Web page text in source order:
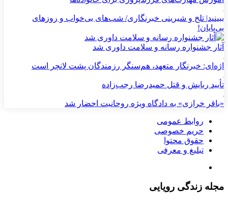
ببینید| تلخ و شیرینی خبرنگاری/‌ شب‌های بی‌خواب و روزهای
بی‌پایان!
آثار جشنواره رسانه و سلامت داوری شد
اژه‌ای: خبرنگار متعهد، هم‌سنگر رزمندگان پشت لانچر است
تأیید ربایش و قتل حمیدرضا رجب‌زاده
«باقر خرازی» به دادگاه ویژه روحانیت احضار شد
روابط عمومی
حریم خصوصی
حقوق محتوا
تبلیغ و معرفی
مجله زندگی رویایی